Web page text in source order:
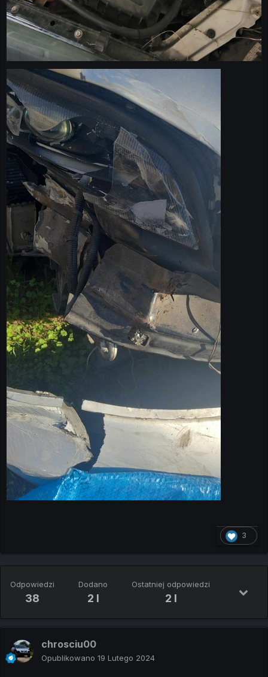
3
Odpowiedzi
38
Dodano
2 l
Ostatniej odpowiedzi
2 l
chrosciu00
Opublikowano 19 Lutego 2024